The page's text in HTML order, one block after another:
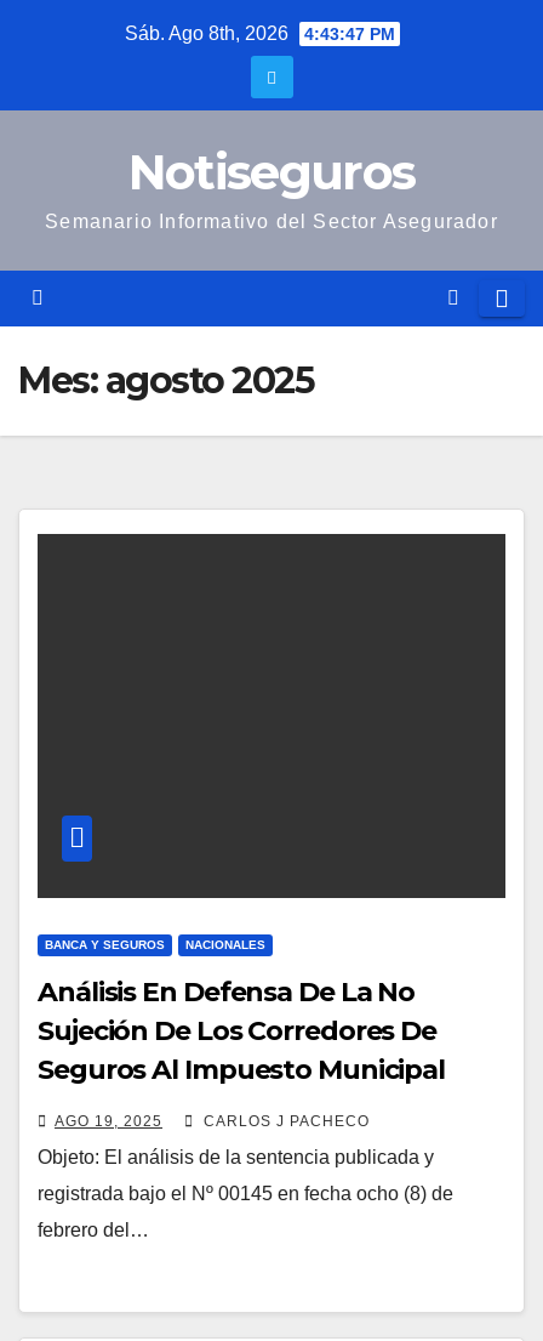
Sáb. Ago 8th, 2026 4:43:48 PM
Notiseguros
Semanario Informativo del Sector Asegurador
Mes:agosto 2025
BANCA Y SEGUROS NACIONALES
Análisis En Defensa De La No
Sujeción De Los Corredores De
Seguros Al Impuesto Municipal
Sobre Actividades Económicas
AGO 19, 2025 CARLOS J PACHECO
Objeto: El análisis de la sentencia publicada y
registrada bajo el Nº 00145 en fecha ocho (8) de
febrero del…